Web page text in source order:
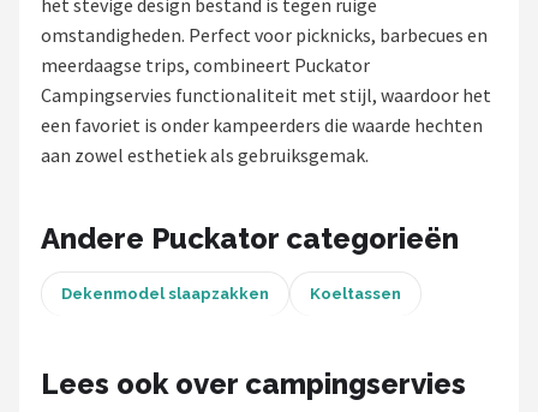
Shop
POPULAIRE MERKEN
Intex
Eurotrail
LifeGoods
het stevige design bestand is tegen ruige
omstandigheden. Perfect voor picknicks, barbecues en
meerdaagse trips, combineert Puckator
Campingservies functionaliteit met stijl, waardoor het
een favoriet is onder kampeerders die waarde hechten
aan zowel esthetiek als gebruiksgemak.
Andere Puckator categorieën
Dekenmodel slaapzakken Koeltassen
Lees ook over campingservies